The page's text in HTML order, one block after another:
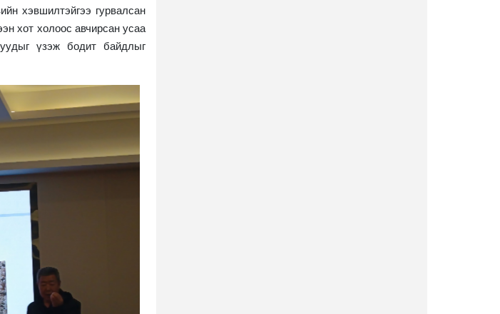
хэвшилтэйгээ гурвалсан
хот холоос авчирсан усаа
үзэж бодит байдлыг